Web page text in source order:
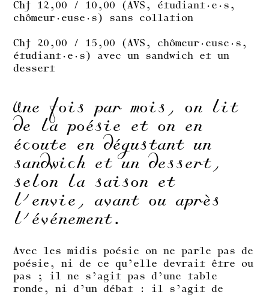
Chf 12,00 / 10,00 (AVS, étudiant·e·s,
chômeur·euse·s) sans collation
Chf 20,00 / 15,00 (AVS, chômeur·euse·s,
étudiant·e·s) avec un sandwich et un
dessert
Une fois par mois, on lit
de la poésie et on en
écoute en dégustant un
sandwich et un dessert,
selon la saison et
l’envie, avant ou après
l’événement.
Avec les midis poésie on ne parle pas de
poésie, ni de ce qu’elle devrait être ou
pas ; il ne s’agit pas d’une table
ronde, ni d’un débat : il s’agit de